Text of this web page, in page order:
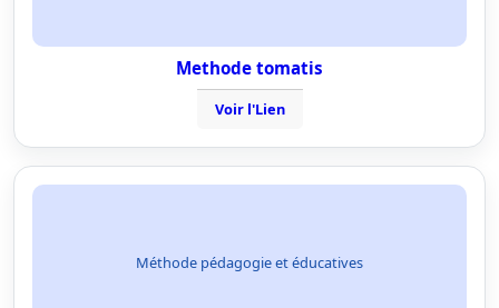
Methode tomatis
Voir l'Lien
Méthode pédagogie et éducatives